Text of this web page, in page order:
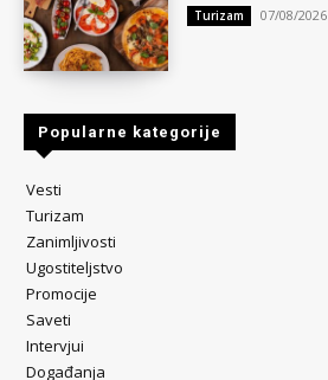
Turizam 07/08/2026
Popularne kategorije
Vesti
Turizam
Zanimljivosti
Ugostiteljstvo
Promocije
Saveti
Intervjui
Događanja